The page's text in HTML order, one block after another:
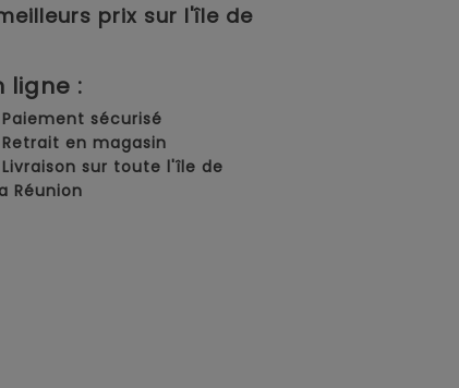
prix sur l'île de
ligne :
Paiement sécurisé
Retrait en magasin
Livraison sur toute l'île de
Réunion